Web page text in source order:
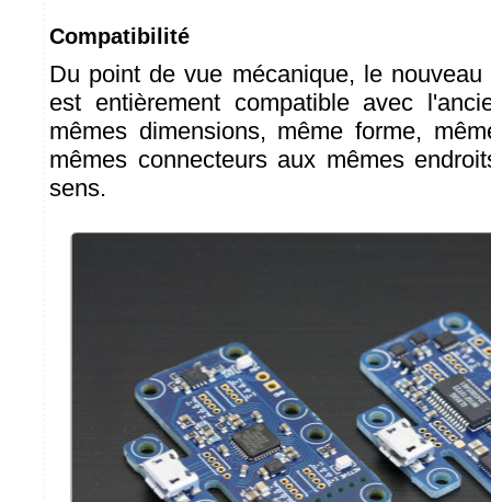
Compatibilité
Du point de vue mécanique, le nouveau
est entièrement compatible avec
mêmes dimensions, même forme,
mêmes connecteurs aux mêmes
sens.